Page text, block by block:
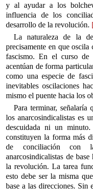
y al ayudar a los
influencia de los
desarrollo de la revolución.
La naturaleza de la
precisamente en que
fascismo. En el curso de
acentúan de forma
como una especie de
inevitables oscilaciones
mismo el puente hacia los
Para terminar, señalaría
los anarcosindicalistas es
descuidada ni un
constituyen la forma más
de conciliación con
anarcosindicalistas de
la revolución. La tarea
esto debe ser la misma
base a las direcciones. Sin